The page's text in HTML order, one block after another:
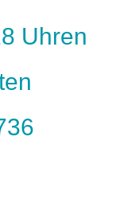
Uhren